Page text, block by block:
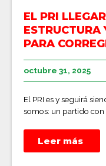
EL PRI
ESTRUCTURA
PARA
octubre 31, 2025
El PRI es y seguirá
somos: un partido con
Leer más